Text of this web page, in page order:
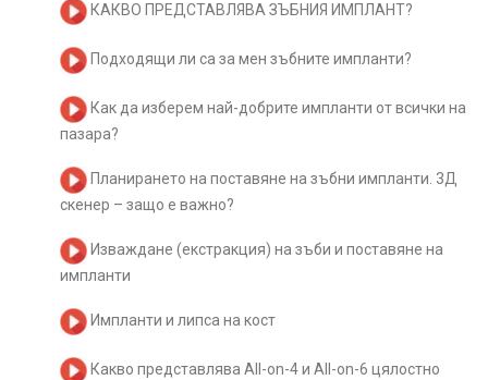
КАКВО ПРЕДСТАВЛЯВА ЗЪБНИЯ ИМПЛАНТ?
Подходящи ли са за мен зъбните импланти?
Как да изберем най-добрите импланти от всички на
пазара?
Планирането на поставяне на зъбни импланти. 3Д
скенер – защо е важно?
Изваждане (екстракция) на зъби и поставяне на
импланти
Импланти и липса на кост
Какво представлява All-on-4 и All-on-6 цялостно